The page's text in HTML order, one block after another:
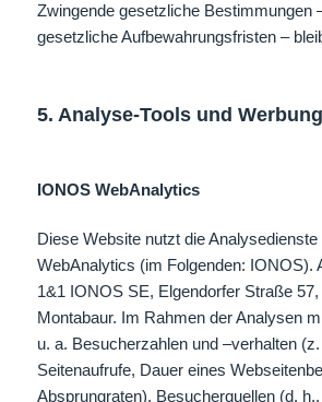
Zwingende gesetzliche Bestimmungen
gesetzliche Aufbewahrungsfristen –
5. Analyse-Tools und Werbung
IONOS WebAnalytics
Diese Website nutzt die
WebAnalytics (im Folgenden: IONOS).
1&1 IONOS SE, Elgendorfer Straße
Montabaur. Im Rahmen der Analysen
u. a. Besucherzahlen und –verhalten
Seitenaufrufe, Dauer eines
Absprungraten), Besucherquellen (d.